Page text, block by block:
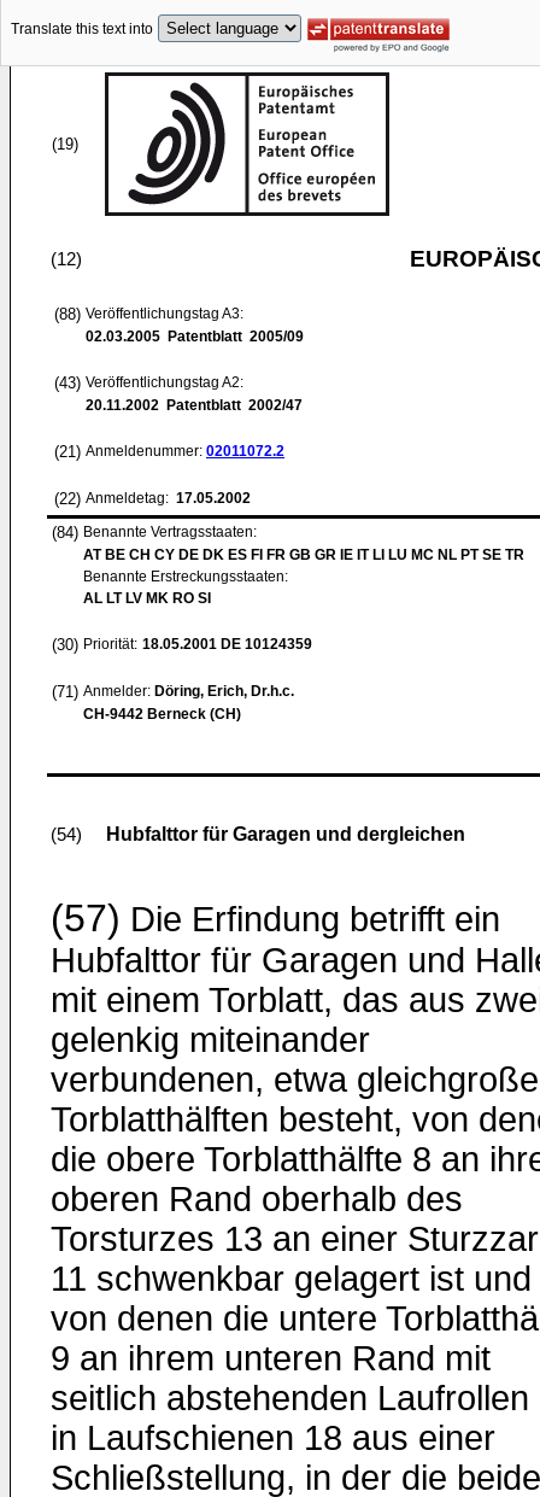
Translate this text into
(19)
(12)
(88) Veröffentlichungstag A3:
02.03.2005 Patentblatt 2005/09
(43) Veröffentlichungstag A2:
20.11.2002 Patentblatt 2002/47
(21) Anmeldenummer: 02011072.2
(22) Anmeldetag: 17.05.2002
(84) Benannte Vertragsstaaten:
AT BE CH CY DE DK ES FI FR GB GR IE IT LI LU MC NL PT SE TR
Benannte Erstreckungsstaaten:
AL LT LV MK RO SI
(30) Priorität: 18.05.2001 DE 10124359
(71) Anmelder: Döring, Erich, Dr.h.c.
CH-9442 Berneck (CH)
(54) Hubfalttor für Garagen und dergleichen
(57) Die Erfindung betrifft ein
Hubfalttor für Garagen und
mit einem Torblatt, das aus
gelenkig miteinander
verbundenen, etwa
Torblatthälften besteht, von
die obere Torblatthälfte 8 an
oberen Rand oberhalb des
Torsturzes 13 an einer
11 schwenkbar gelagert ist und
von denen die untere
9 an ihrem unteren Rand mit
seitlich abstehenden Laufrollen
in Laufschienen 18 aus einer
Schließstellung, in der die